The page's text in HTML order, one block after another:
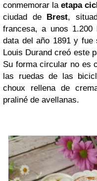
conmemorar laetapa
ciudad de Brest,
francesa, a unos
data del año 1891 y fue
Louis Durand creó este
Su forma circular no es
las ruedas de las
choux rellena de
praliné de avellanas.